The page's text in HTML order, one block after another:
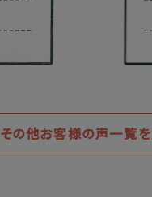
その他お客様の声一覧